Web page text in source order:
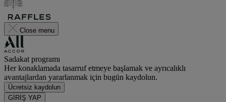
Close menu
Sadakat programı
Her konaklamada tasarruf etmeye başlamak ve ayrıcalıklı
avantajlardan yararlanmak için bugün kaydolun.
Ücretsiz kaydolun
GİRİŞ YAP